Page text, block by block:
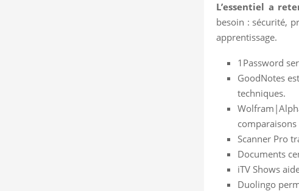
L’essentiel a
besoin : sécurité,
apprentissage.
1Password
GoodNotes
techniques.
comparaisons
Scanner Pro
Documents
iTV Shows
Duolingo